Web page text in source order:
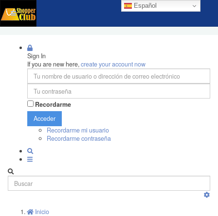
Español
Sign In
If you are new here,create your account now
Recordarme
Acceder
Recordarme mi usuario
Recordarme contraseña
Inicio